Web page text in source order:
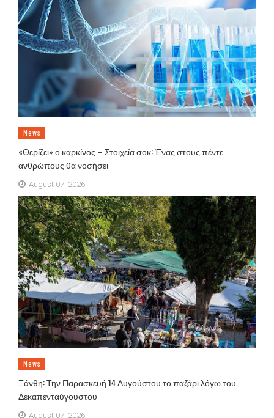
News
«Θερίζει» ο καρκίνος – Στοιχεία σοκ: Ένας στους πέντε
ανθρώπους θα νοσήσει
August 07, 2026
News
Ξάνθη: Την Παρασκευή 14 Αυγούστου το παζάρι λόγω του
Δεκαπενταύγουστου
August 07, 2026